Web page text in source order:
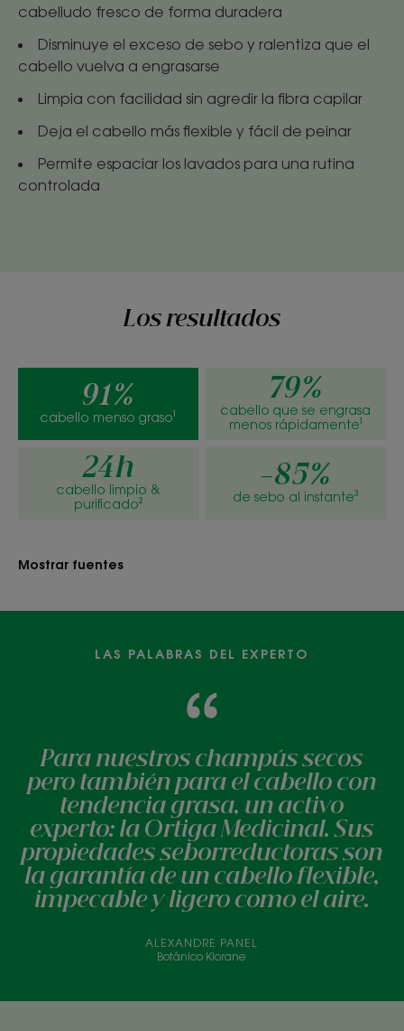
cabelludo fresco de forma duradera
Disminuye el exceso de sebo y ralentiza que el
cabello vuelva a engrasarse
Limpia con facilidad sin agredir la fibra capilar
Deja el cabello más flexible y fácil de peinar
Permite espaciar los lavados para una rutina
controlada
Los resultados
91%
cabello menso graso¹
79%
cabello que se engrasa
menos rápidamente¹
24h
cabello limpio &
purificado²
-85%
de sebo al instante³
Mostrar fuentes
LAS PALABRAS DEL EXPERTO
Para nuestros champús secos
pero también para el cabello con
tendencia grasa, un activo
experto: la Ortiga Medicinal. Sus
propiedades seborreductoras son
la garantía de un cabello flexible,
impecable y ligero como el aire.
ALEXANDRE PANEL
Botánico Klorane